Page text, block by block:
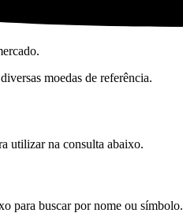
moedas de referência.
utilizar na consulta abaixo.
para buscar por nome ou símbolo.